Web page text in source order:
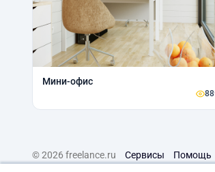
Мини-офис
88
© 2026 freelance.ru Сервисы Помощь